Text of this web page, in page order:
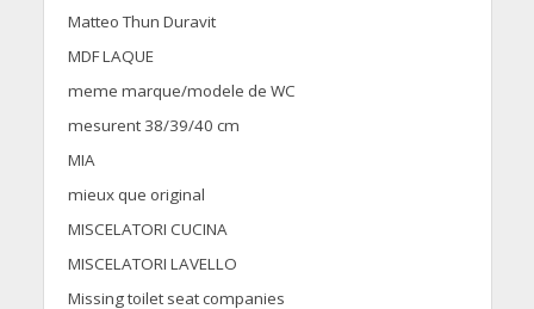
Matteo Thun Duravit
MDF LAQUE
meme marque/modele de WC
mesurent 38/39/40 cm
MIA
mieux que original
MISCELATORI CUCINA
MISCELATORI LAVELLO
Missing toilet seat companies